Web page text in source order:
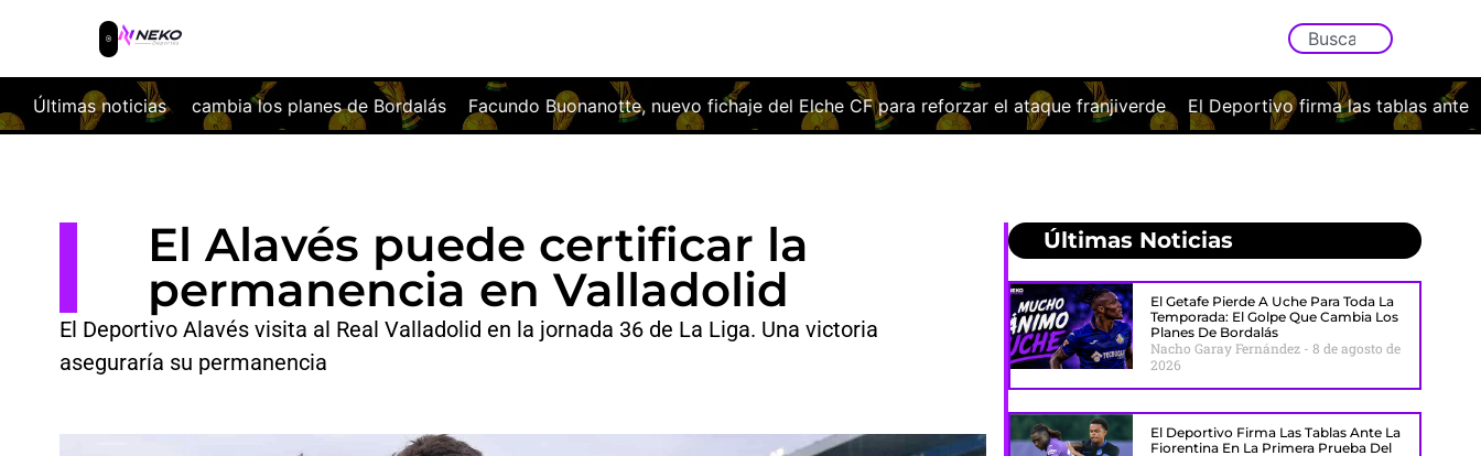
Últimas noticias
de Bordalás Facundo Buonanotte, nuevo fichaje del Elche CF para reforzar el ataque franjiverde El Deportivo firma las tablas ante la Fiorentina en la primera prueba
El Alavés puede certificar la
permanencia en Valladolid
El Deportivo Alavés visita al Real Valladolid en la jornada 36 de La Liga. Una victoria
aseguraría su permanencia
Últimas Noticias
El Getafe Pierde A Uche Para Toda La
Temporada: El Golpe Que Cambia Los
Planes De Bordalás
Nacho Garay Fernández
8 de agosto de
2026
El Deportivo Firma Las Tablas Ante La
Fiorentina En La Primera Prueba Del